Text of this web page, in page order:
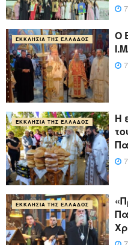
ΕΚΚΛΗΣΊΑ ΤΗΣ ΕΛΛΆΔΟΣ
Ο
ΕΚΚΛΗΣΊΑ ΤΗΣ ΕΛΛΆΔΟΣ
Η
ΕΚΚΛΗΣΊΑ ΤΗΣ ΕΛΛΆΔΟΣ